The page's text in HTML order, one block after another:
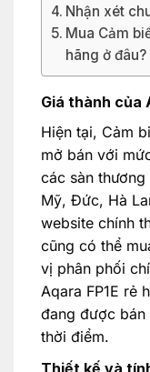
Nhận xét
Mua Cảm
hãng ở đâu?
Giá thành của
Hiện tại, Cảm
mở bán với
các sàn
Mỹ, Đức, Hà
website chính
cũng có thể
vị phân phối
Aqara FP1E rẻ
đang được bán
thời điểm.